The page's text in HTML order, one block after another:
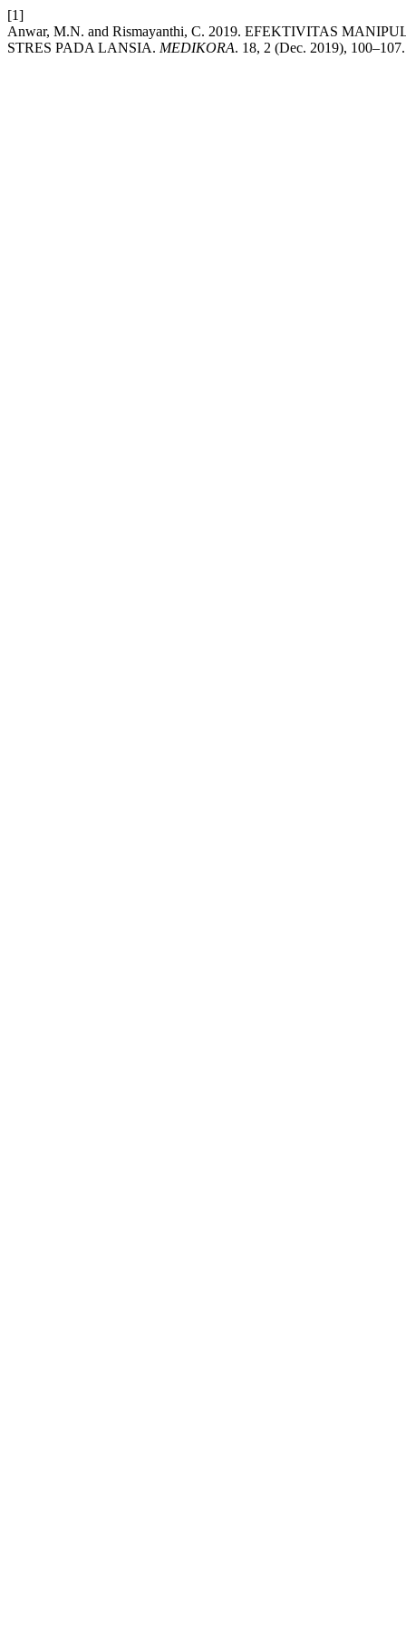
[1]
Anwar, M.N. and Rismayanthi, C. 2019. EFEKTIVITAS
STRES PADA LANSIA. MEDIKORA. 18, 2 (Dec. 2019),